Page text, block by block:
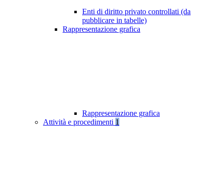
Enti di diritto privato controllati (da
pubblicare in tabelle)
Rappresentazione grafica
Rappresentazione grafica
Attività e procedimenti 1